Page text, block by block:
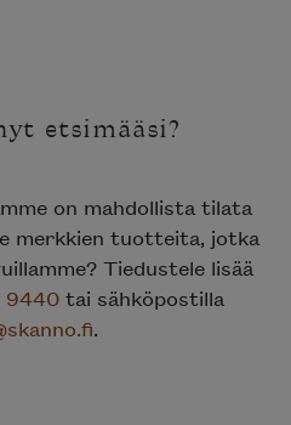
etsimääsi?
on mahdollista tilata
merkkien tuotteita, jotka
Tiedustele lisää
9440tai sähköpostilla
.